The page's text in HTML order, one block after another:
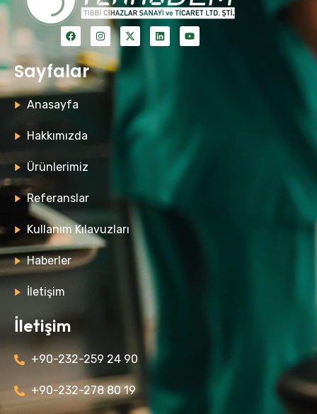
Sayfalar
Anasayfa
Hakkımızda
Ürünlerimiz
Referanslar
Kullanım Kılavuzları
Haberler
İletişim
İletişim
+90-232-259 24 90
+90-232-278 80 19